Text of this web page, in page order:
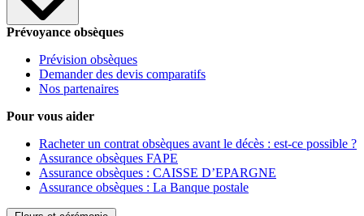
Prévoyance obsèques
Prévision obsèques
Demander des devis comparatifs
Nos partenaires
Pour vous aider
Racheter un contrat obsèques avant le décès : est-ce possible ?
Assurance obsèques FAPE
Assurance obsèques : CAISSE D’EPARGNE
Assurance obsèques : La Banque postale